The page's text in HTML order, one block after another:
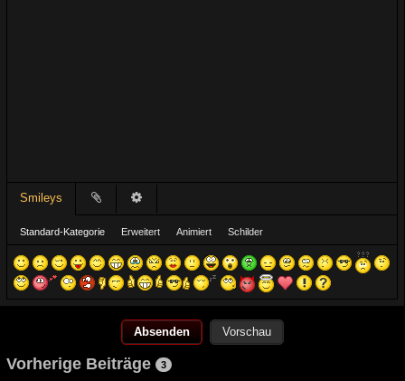
Smileys
Standard-Kategorie Erweitert Animiert Schilder
Vorschau
Vorherige Beiträge 3